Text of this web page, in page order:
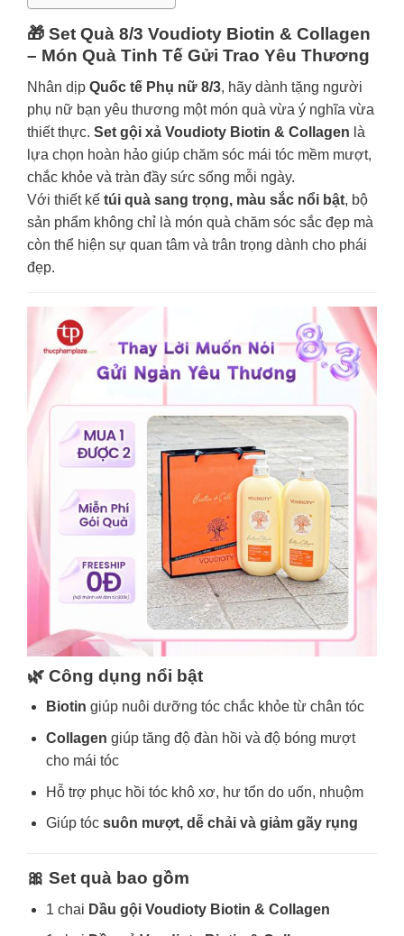
🎁 Set Quà 8/3 Voudioty Biotin & Collagen
– Món Quà Tinh Tế Gửi Trao Yêu Thương
Nhân dịp Quốc tế Phụ nữ 8/3, hãy dành tặng người
phụ nữ bạn yêu thương một món quà vừa ý nghĩa vừa
thiết thực. Set gội xả Voudioty Biotin & Collagen là
lựa chọn hoàn hảo giúp chăm sóc mái tóc mềm mượt,
chắc khỏe và tràn đầy sức sống mỗi ngày.
Với thiết kế túi quà sang trọng, màu sắc nổi bật, bộ
sản phẩm không chỉ là món quà chăm sóc sắc đẹp mà
còn thể hiện sự quan tâm và trân trọng dành cho phái
đẹp.
🌿 Công dụng nổi bật
Biotin giúp nuôi dưỡng tóc chắc khỏe từ chân tóc
Collagen giúp tăng độ đàn hồi và độ bóng mượt
cho mái tóc
Hỗ trợ phục hồi tóc khô xơ, hư tổn do uốn, nhuộm
Giúp tóc suôn mượt, dễ chải và giảm gãy rụng
🎀 Set quà bao gồm
1 chai Dầu gội Voudioty Biotin & Collagen